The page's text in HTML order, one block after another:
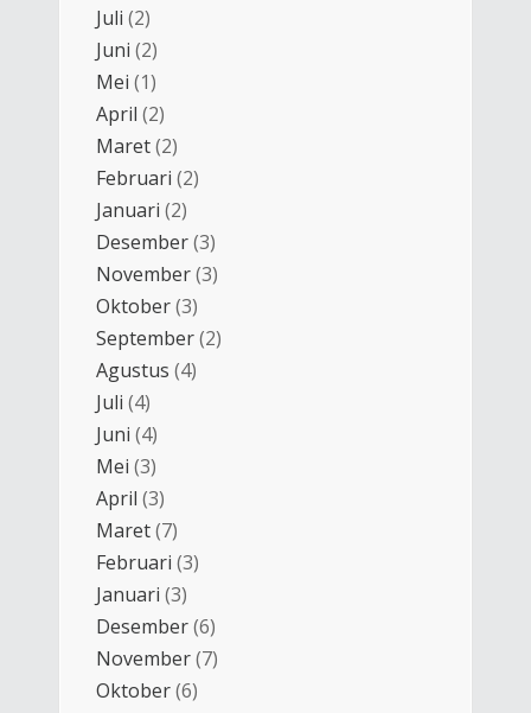
Juli (2)
Juni (2)
Mei (1)
April (2)
Maret(2)
Februari (2)
Januari (2)
Desember(3)
November(3)
Oktober(3)
September(2)
Agustus (4)
Juli (4)
Juni (4)
Mei (3)
April (3)
Maret(7)
Februari (3)
Januari (3)
Desember(6)
November(7)
Oktober(6)